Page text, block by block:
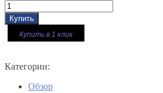
Купить в 1 клик
Категории:
Обзор